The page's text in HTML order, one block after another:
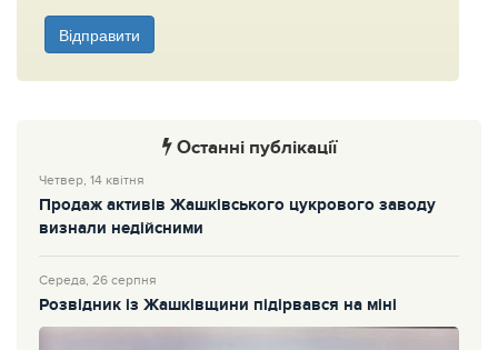
Відправити
Останні публікації
Четвер, 14 квітня
Продаж активів Жашківського цукрового заводу
визнали недійсними
Середа, 26 серпня
Розвідник із Жашківщини підірвався на міні